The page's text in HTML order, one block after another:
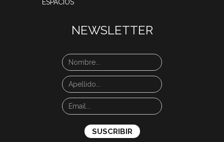
ESPACIOS
NEWSLETTER